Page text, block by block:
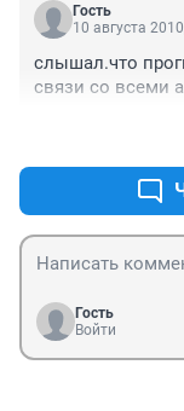
Гость
10 августа
слышал.что
связи со всеми
Гость
Войти